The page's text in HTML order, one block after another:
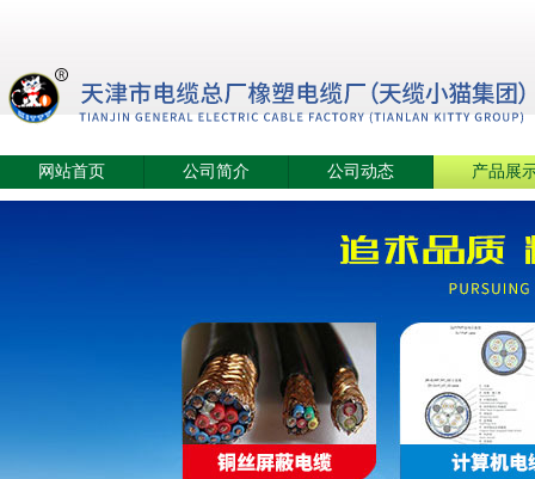
网站首页 公司简介 公司动态 产品展